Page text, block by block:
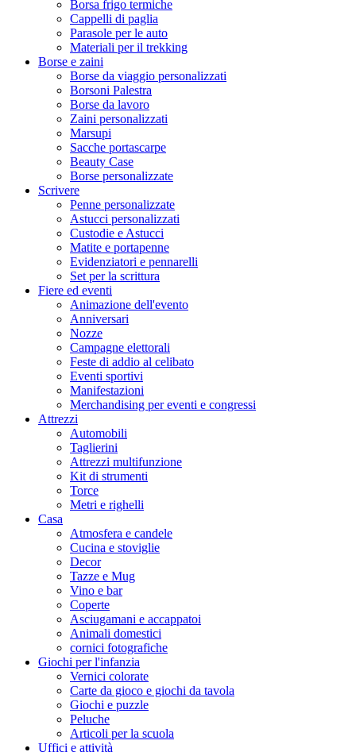
Borsa frigo termiche
Cappelli di paglia
Parasole per le auto
Materiali per il trekking
Borse e zaini
Borse da viaggio personalizzati
Borsoni Palestra
Borse da lavoro
Zaini personalizzati
Marsupi
Sacche portascarpe
Beauty Case
Borse personalizzate
Scrivere
Penne personalizzate
Astucci personalizzati
Custodie e Astucci
Matite e portapenne
Evidenziatori e pennarelli
Set per la scrittura
Fiere ed eventi
Animazione dell'evento
Anniversari
Nozze
Campagne elettorali
Feste di addio al celibato
Eventi sportivi
Manifestazioni
Merchandising per eventi e congressi
Attrezzi
Automobili
Taglierini
Attrezzi multifunzione
Kit di strumenti
Torce
Metri e righelli
Casa
Atmosfera e candele
Cucina e stoviglie
Decor
Tazze e Mug
Vino e bar
Coperte
Asciugamani e accappatoi
Animali domestici
cornici fotografiche
Giochi per l'infanzia
Vernici colorate
Carte da gioco e giochi da tavola
Giochi e puzzle
Peluche
Articoli per la scuola
Uffici e attività